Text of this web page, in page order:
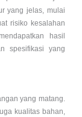
yang jelas, mulai
risiko kesalahan
hasil
spesifikasi yang
yang matang.
kualitas bahan,